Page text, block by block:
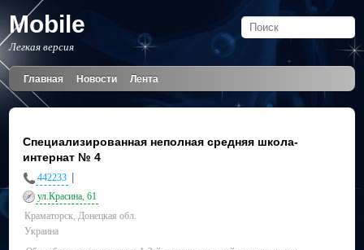
Mobile
Легкая версия
Главная Новости Лента
Специализированная неполная средняя школа-
интернат № 4
442233
ул.Красина, 61
Краматорск, Донецкая обл.
Украина